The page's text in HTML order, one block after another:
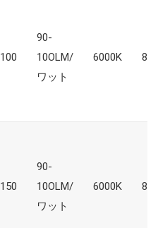
100
90-
10OLM/
ワット
6000K 85
150
90-
10OLM/
ワット
6000K 85